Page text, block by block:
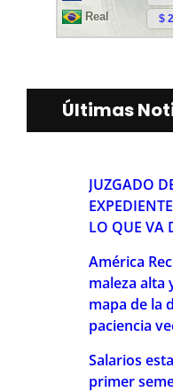
Últimas
JUZGADO
LO QUE VA
América
maleza alta
mapa de la
paciencia
Salarios
primer